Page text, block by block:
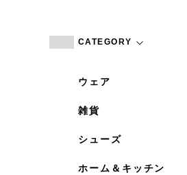
CATEGORY
ウェア
雑貨
シューズ
ホーム＆キッチン